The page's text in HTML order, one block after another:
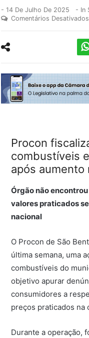
-14 De Julho De 2025 - In
Comentários Desativados
Procon
combustíveis
após aumento
Órgão não
valores praticados
nacional
O Procon de São
última semana, uma
combustíveis do
objetivo apurar
consumidores a
preços praticados na
Durante a operação,